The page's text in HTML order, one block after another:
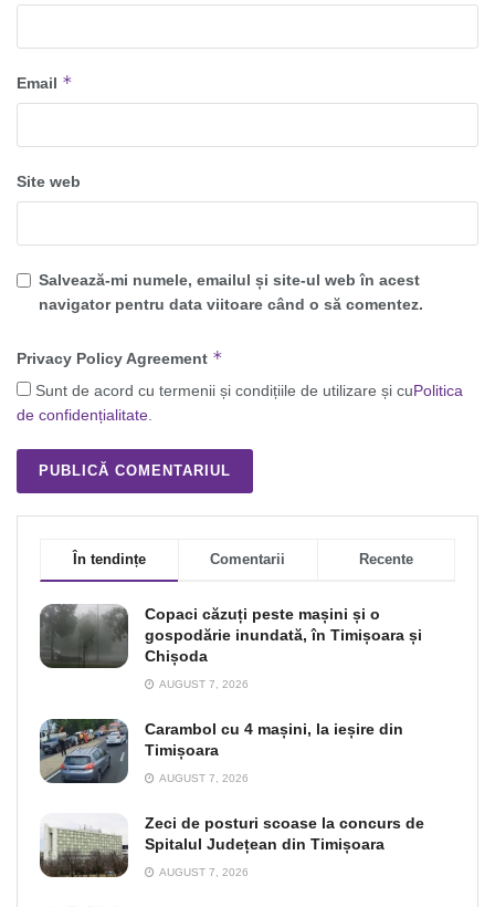
Email *
Site web
Salvează-mi numele, emailul și site-ul web în acest
navigator pentru data viitoare când o să comentez.
Privacy Policy Agreement *
Sunt de acord cu termenii și condițiile de utilizare și cuPolitica
de confidențialitate.
În tendințe Comentarii Recente
Copaci căzuți peste mașini și o
gospodărie inundată, în Timișoara și
Chișoda
AUGUST 7, 2026
Carambol cu 4 mașini, la ieșire din
Timișoara
AUGUST 7, 2026
Zeci de posturi scoase la concurs de
Spitalul Județean din Timișoara
AUGUST 7, 2026